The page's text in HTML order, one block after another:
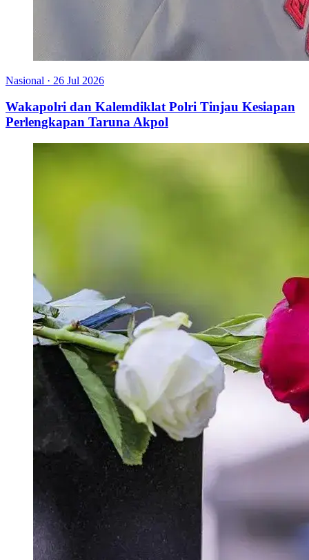
Nasional · 26 Jul 2026
Wakapolri dan Kalemdiklat Polri Tinjau Kesiapan
Perlengkapan Taruna Akpol